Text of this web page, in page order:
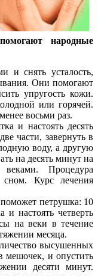
народные
и снять усталость,
Они помогают
упругость кожи.
или горячей.
восьми раз.
и настоять десять
части, завернуть в
воду, а другую
на десять минут на
Процедура
сном. Курс лечения
петрушка: 10
и настоять четверть
на веки в течение
месяца.
высушенных
мешочек, и опустить
десяти минут.